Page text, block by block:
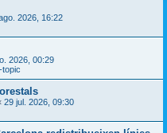
2026, 16:22
2026, 00:29
29 jul. 2026, 09:30